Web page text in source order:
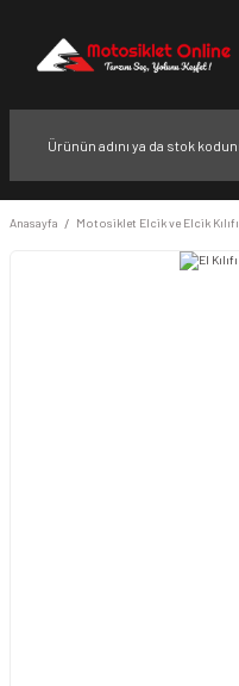
Anasayfa Motosiklet Elcik ve Elcik Kılıfı